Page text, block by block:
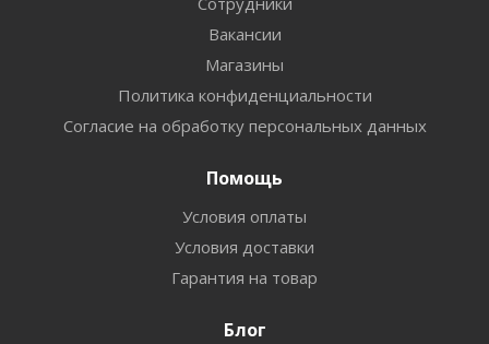
Вакансии
Магазины
Политика конфиденциальности
Согласие на обработку персональных данных
Помощь
Условия оплаты
Условия доставки
Гарантия на товар
Блог